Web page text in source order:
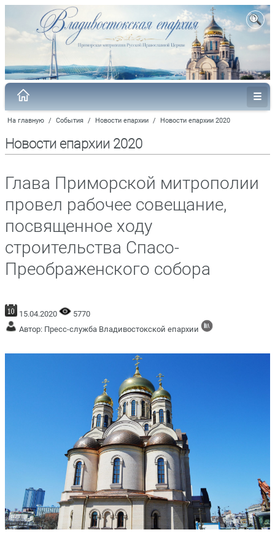
На главную / События / Новости епархии / Новости епархии 2020
Новости епархии 2020
Глава Приморской митрополии
провел рабочее совещание,
посвященное ходу
строительства Спасо-
Преображенского собора
15.04.2020
5770
Автор: Пресс-служба Владивостокской епархии